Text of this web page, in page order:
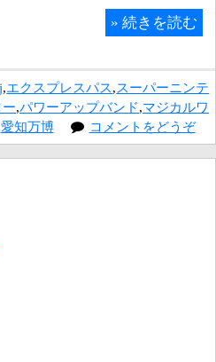
» 続きを読む
,エクスプレスパス , スーパーニンテ
,パワーアップバンド ,マジカルワ
愛知万博 コメントをどうぞ